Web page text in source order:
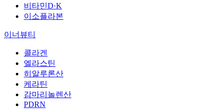
비타민D·K
이소플라본
이너뷰티
콜라겐
엘라스틴
히알루론산
케라틴
감마리놀렌산
PDRN